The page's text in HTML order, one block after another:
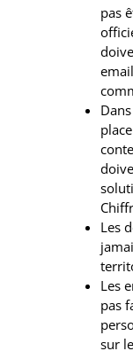
pas
Les
Les
pas
sur